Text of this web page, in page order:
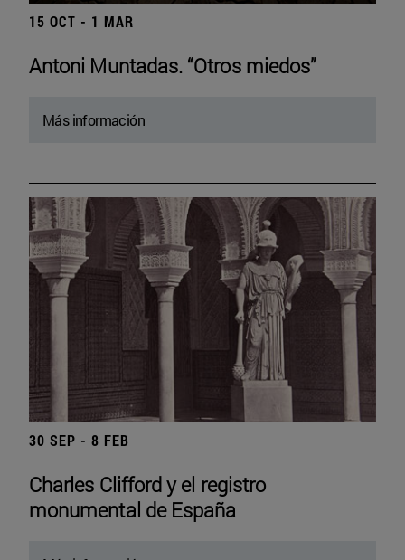
15 OCT - 1 MAR
Antoni Muntadas. “Otros miedos”
Más información
30 SEP - 8 FEB
Charles Clifford y el registro
monumental de España